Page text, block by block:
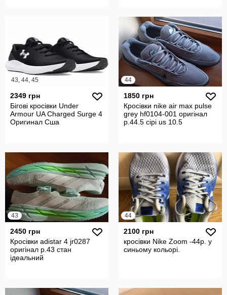
43, 44, 45
2349 грн
Бігові кросівки Under
Armour UA Charged Surge 4
Оригинал Сша
44
1850 грн
Кросівки nike air max pulse
grey hf0104-001 оригінал
р.44.5 сірі us 10.5
43
2450 грн
Кросівки adistar 4 jr0287
оригінал р.43 стан
ідеальний
44
2100 грн
кросівки Nike Zoom -44р. у
синьому кольорі.